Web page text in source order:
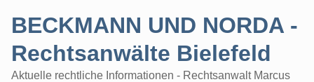
BECKMANN UND NORDA -
Rechtsanwälte Bielefeld
Aktuelle rechtliche Informationen - Rechtsanwalt Marcus